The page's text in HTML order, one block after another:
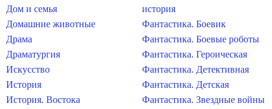
Дом и семья
Домашние животные
Драма
Драматургия
Искусство
История
История. Востока
история
Фантастика. Боевик
Фантастика. Боевые роботы
Фантастика. Героическая
Фантастика. Детективная
Фантастика. Детская
Фантастика. Звездные войны